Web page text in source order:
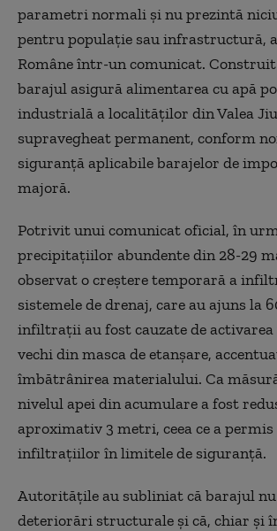
parametri normali și nu prezintă
pentru populație sau infrastructură,
Române într-un comunicat. Construit
barajul asigură alimentarea cu apă
industrială a localităților din Valea
supravegheat permanent, conform
siguranță aplicabile barajelor de
majoră.
Potrivit unui comunicat oficial, în
precipitațiilor abundente din 28-29
observat o creștere temporară a
sistemele de drenaj, care au ajuns la
infiltrații au fost cauzate de
vechi din masca de etanșare,
îmbătrânirea materialului. Ca
nivelul apei din acumulare a fost
aproximativ 3 metri, ceea ce a
infiltrațiilor în limitele de siguranță.
Autoritățile au subliniat că barajul
deteriorări structurale și că, chiar și